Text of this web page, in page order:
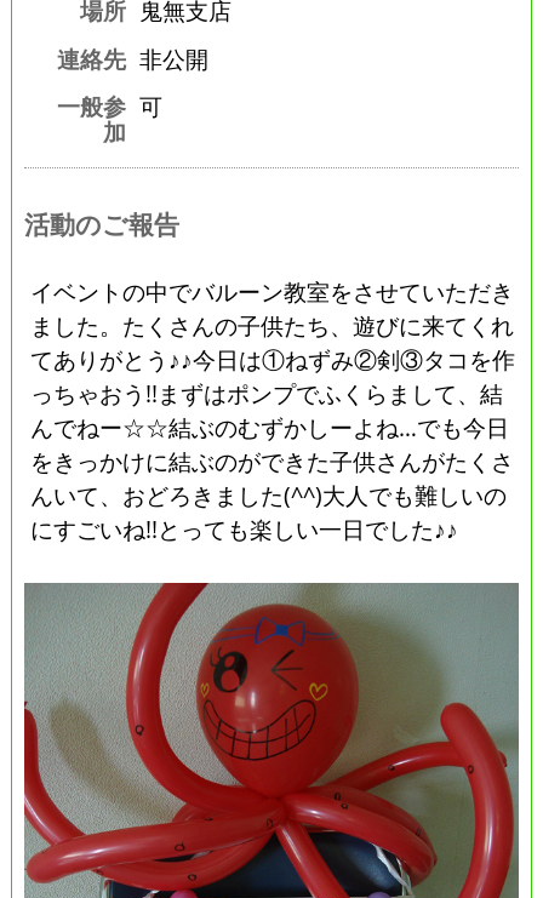
場所 鬼無支店
連絡先 非公開
一般参
加
可
活動のご報告
イベントの中でバルーン教室をさせていただき
ました。たくさんの子供たち、遊びに来てくれ
てありがとう♪♪今日は①ねずみ②剣③タコを作
っちゃおう!!まずはポンプでふくらまして、結
んでねー☆☆結ぶのむずかしーよね…でも今日
をきっかけに結ぶのができた子供さんがたくさ
んいて、おどろきました(^^)大人でも難しいの
にすごいね!!とっても楽しい一日でした♪♪